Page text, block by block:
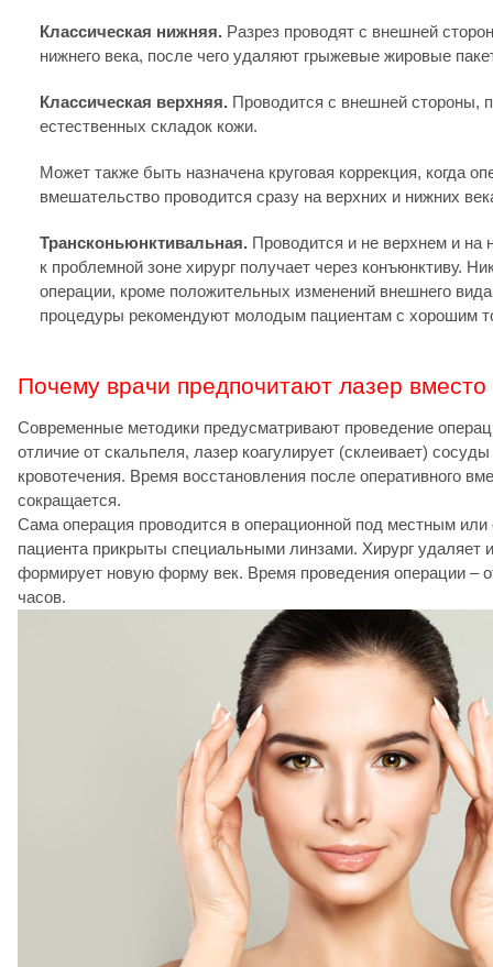
Классическая нижняя. Разрез проводят с внешней
нижнего века, после чего удаляют грыжевые жировые
Классическая верхняя. Проводится с внешней стороны,
естественных складок кожи.
Может также быть назначена круговая коррекция, когда
вмешательство проводится сразу на верхних и нижних
Трансконьюнктивальная. Проводится и не верхнем и на
к проблемной зоне хирург получает через конъюнктиву.
операции, кроме положительных изменений внешнего
процедуры рекомендуют молодым пациентам с хорошим
Почему врачи предпочитают лазер вместо
Современные методики предусматривают проведение
отличие от скальпеля, лазер коагулирует (склеивает)
кровотечения. Время восстановления после оперативного
сокращается.
Сама операция проводится в операционной под местным
пациента прикрыты специальными линзами. Хирург удаляет
формирует новую форму век. Время проведения операции –
часов.